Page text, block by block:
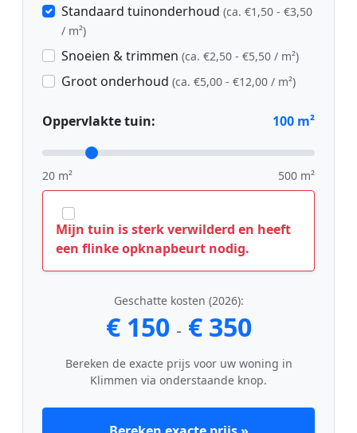
Standaard tuinonderhoud (ca. €1,50 - €3,50
/ m²)
Snoeien & trimmen (ca. €2,50 - €5,50 / m²)
Groot onderhoud (ca. €5,00 - €12,00 / m²)
Oppervlakte tuin: 100 m²
20 m² 500 m²
Mijn tuin is sterk verwilderd en heeft
een flinke opknapbeurt nodig.
Geschatte kosten (2026):
€ 150 - € 350
Bereken de exacte prijs voor uw woning in
Klimmen via onderstaande knop.